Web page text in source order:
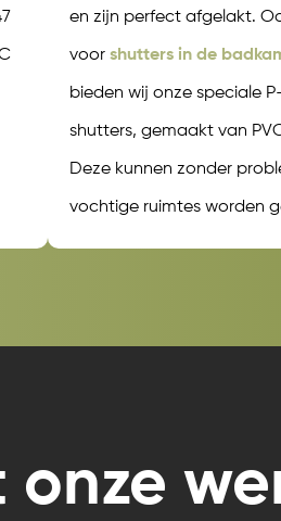
en zijn perfect afgelakt.
voor shutters in de
bieden wij onze speciale
shutters, gemaakt van
Deze kunnen zonder
vochtige ruimtes worden